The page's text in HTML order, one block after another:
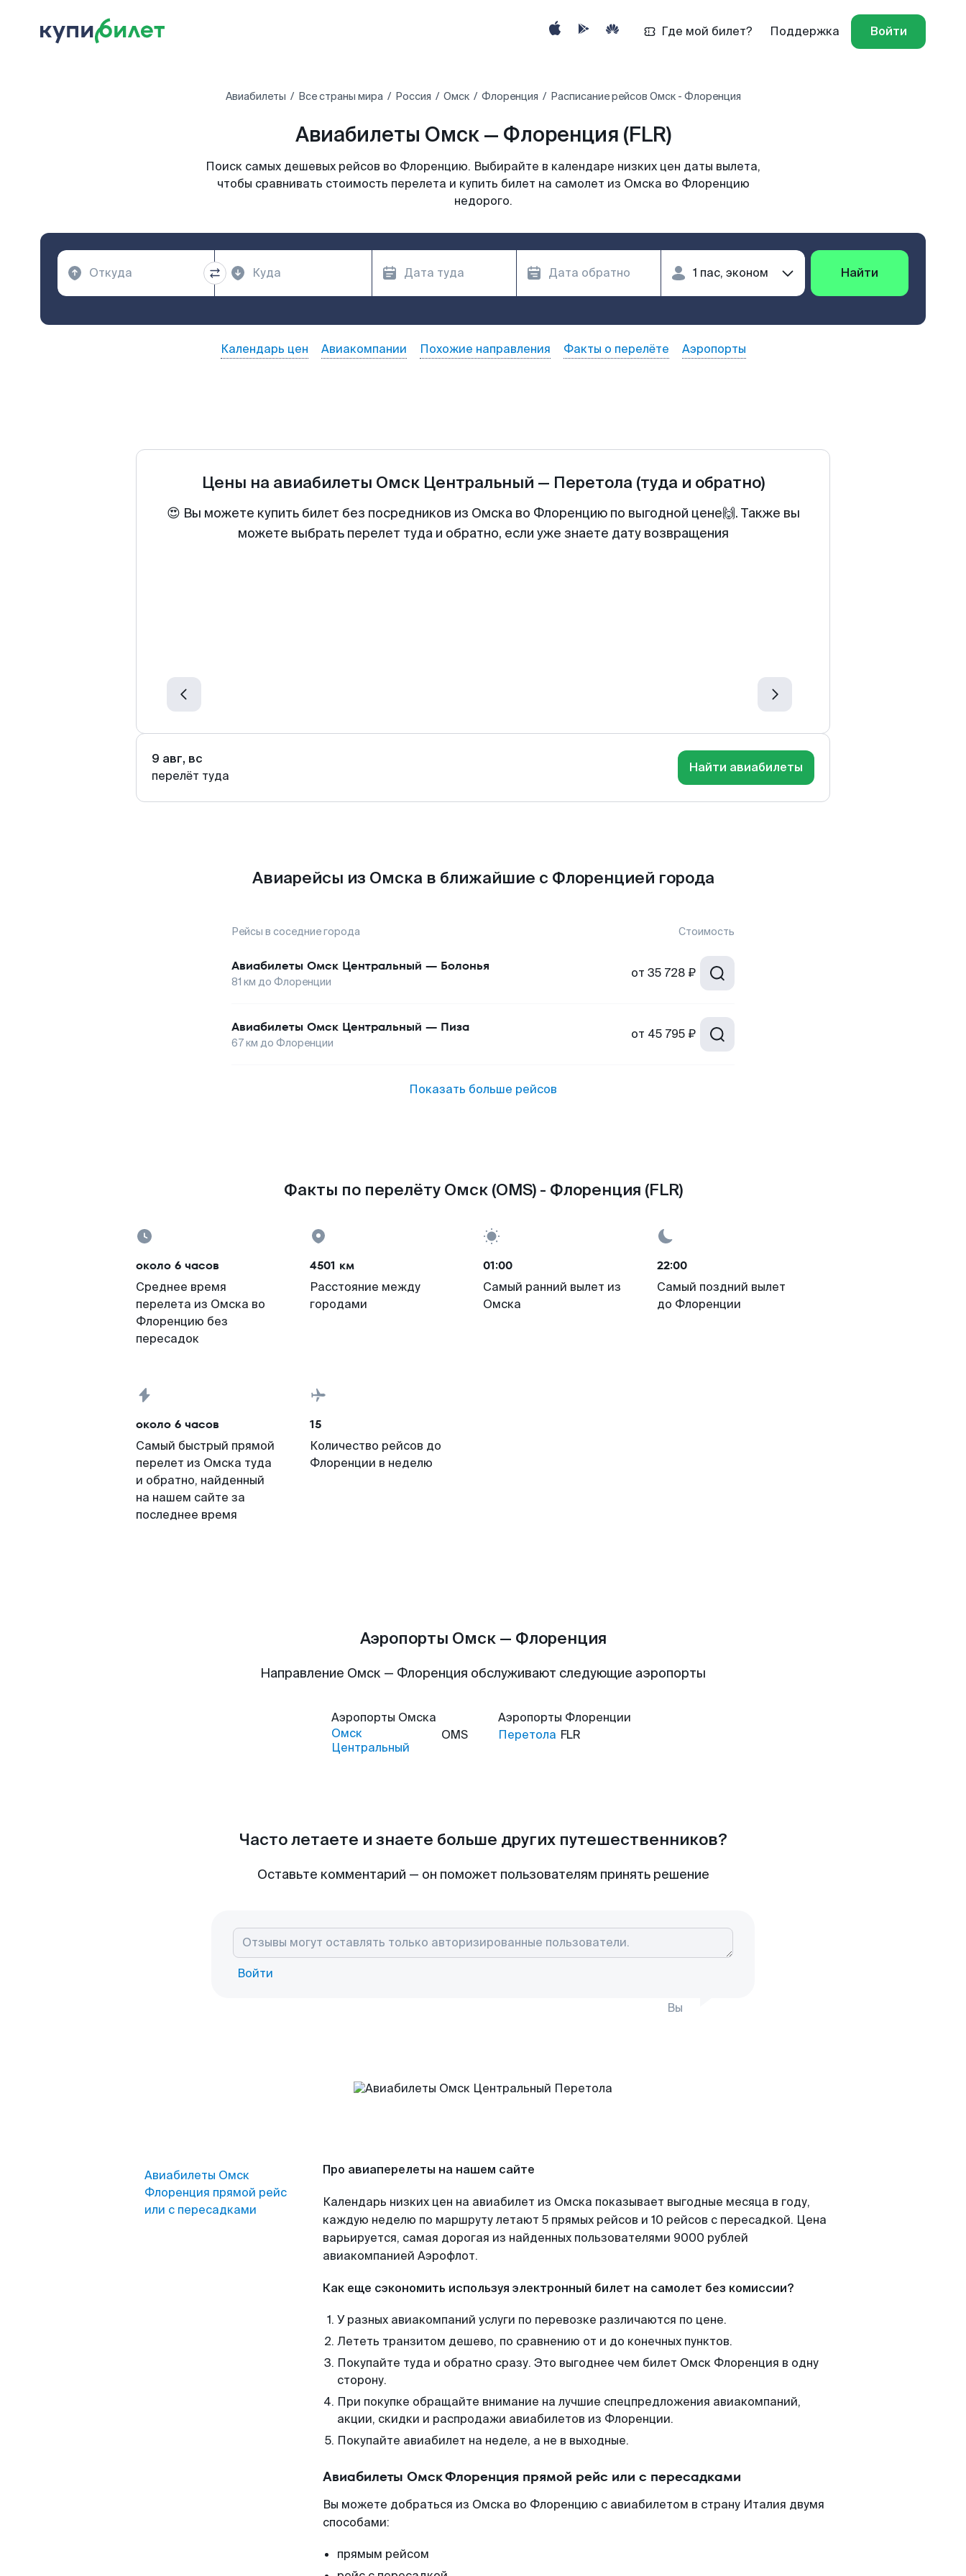
Где мой билет? Поддержка Войти
Авиабилеты Все страны мира Россия Омск Флоренция Расписание рейсов Омск - Флоренция
Авиабилеты Омск — Флоренция (FLR)
Поиск самых дешевых рейсов во Флоренцию. Выбирайте в календаре низких цен даты вылета,
чтобы сравнивать стоимость перелета и купить билет на самолет из Омска во Флоренцию
недорого.
Найти
Календарь цен Авиакомпании Похожие направления Факты о перелёте Аэропорты
Цены на авиабилеты Омск Центральный — Перетола (туда и обратно)
😍 Вы можете купить билет без посредников из Омска во Флоренцию по выгодной цене🙌. Также вы
можете выбрать перелет туда и обратно, если уже знаете дату возвращения
9 авг, вс
перелёт туда
Найти авиабилеты
Авиарейсы из Омска в ближайшие с Флоренцией города
Рейсы в соседние города Стоимость
Авиабилеты Омск Центральный — Болонья
81 км до Флоренции
от 35 728 ₽
Авиабилеты Омск Центральный — Пиза
67км до Флоренции
от 45 795 ₽
Показать больше рейсов
Факты по перелёту Омск (OMS) - Флоренция (FLR)
около 6 часов
Среднее время
перелета из Омска во
Флоренцию без
пересадок
4501 км
Расстояние между
городами
01:00
Самый ранний вылет из
Омска
22:00
Самый поздний вылет
до Флоренции
около 6 часов
Самый быстрый прямой
перелет из Омска туда
и обратно, найденный
на нашем сайте за
последнее время
15
Количество рейсов до
Флоренции в неделю
Аэропорты Омск — Флоренция
Направление Омск — Флоренция обслуживают следующие аэропорты
Аэропорты Омска
Омск
Центральный
OMS
Аэропорты Флоренции
Перетола FLR
Часто летаете и знаете больше других путешественников?
Оставьте комментарий — он поможет пользователям принять решение
Войти
Вы
Авиабилеты Омск
Флоренция прямой рейс
или с пересадками
Про авиаперелеты на нашем сайте
Календарь низких цен на авиабилет из Омска показывает выгодные месяца в году,
каждую неделю по маршруту летают 5 прямых рейсов и 10 рейсов с пересадкой. Цена
варьируется, самая дорогая из найденных пользователями 9000 рублей
авиакомпанией Аэрофлот.
Как еще сэкономить используя электронный билет на самолет без комиссии?
У разных авиакомпаний услуги по перевозке различаются по цене.
Лететь транзитом дешево, по сравнению от и до конечных пунктов.
Покупайте туда и обратно сразу. Это выгоднее чем билет Омск Флоренция в одну
сторону.
При покупке обращайте внимание на лучшие спецпредложения авиакомпаний,
акции, скидки и распродажи авиабилетов из Флоренции.
Покупайте авиабилет на неделе, а не в выходные.
Авиабилеты Омск Флоренция прямой рейс или с пересадками
Вы можете добраться из Омска во Флоренцию с авиабилетом в страну Италия двумя
способами:
прямым рейсом